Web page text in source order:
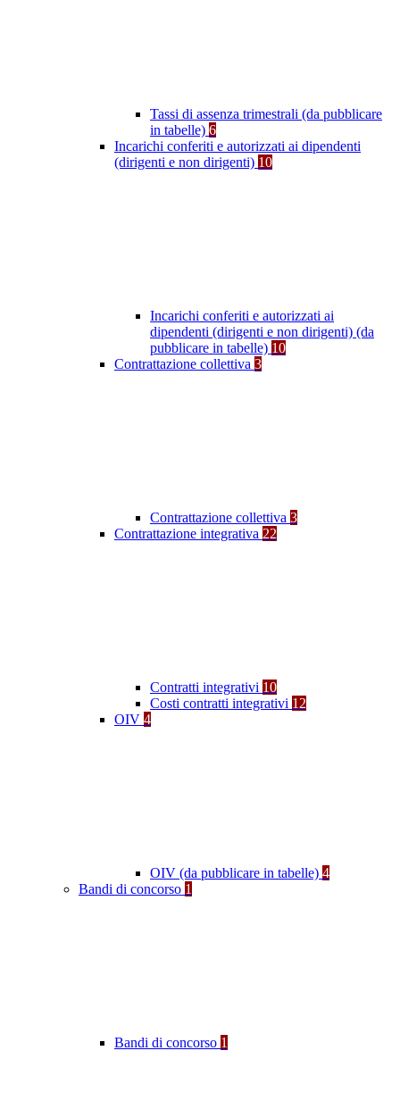
Tassi di assenza trimestrali (da pubblicare
in tabelle) 6
Incarichi conferiti e autorizzati ai dipendenti
(dirigenti e non dirigenti) 10
Incarichi conferiti e autorizzati ai
dipendenti (dirigenti e non dirigenti) (da
pubblicare in tabelle) 10
Contrattazione collettiva 3
Contrattazione collettiva 3
Contrattazione integrativa 22
Contratti integrativi 10
Costi contratti integrativi 12
OIV 4
OIV (da pubblicare in tabelle) 4
Bandi di concorso 1
Bandi di concorso 1